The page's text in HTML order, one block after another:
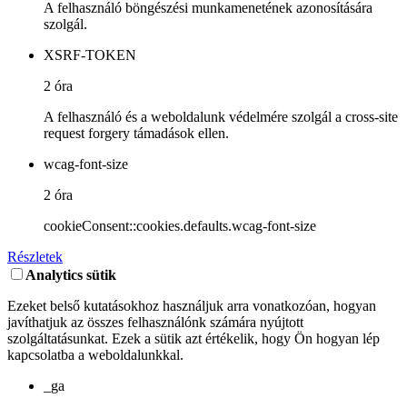
A felhasználó böngészési munkamenetének azonosítására
szolgál.
XSRF-TOKEN
2 óra
A felhasználó és a weboldalunk védelmére szolgál a cross-site
request forgery támadások ellen.
wcag-font-size
2 óra
cookieConsent::cookies.defaults.wcag-font-size
Részletek
Analytics sütik
Ezeket belső kutatásokhoz használjuk arra vonatkozóan, hogyan
javíthatjuk az összes felhasználónk számára nyújtott
szolgáltatásunkat. Ezek a sütik azt értékelik, hogy Ön hogyan lép
kapcsolatba a weboldalunkkal.
_ga